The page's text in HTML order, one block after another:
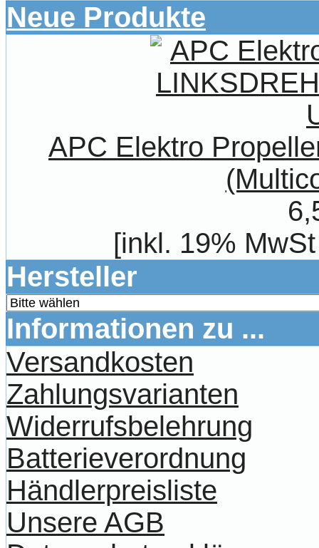
Neue Produkte
APC Elektro
[inkl. 19%
Hersteller
Informationen zu ...
Versandkosten
Zahlungsvarianten
Widerrufsbelehrung
Batterieverordnung
Händlerpreisliste
Unsere AGB